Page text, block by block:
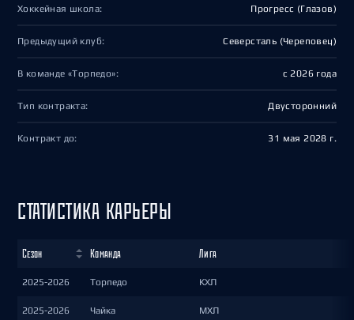
Хоккейная школа: Прогресс (Глазов)
Предыдущий клуб: Северсталь (Череповец)
В команде «Торпедо»: с 2026 года
Тип контракта: Двусторонний
Контракт до: 31 мая 2028 г.
СТАТИСТИКА КАРЬЕРЫ
Сезон Команда Лига
2025-2026 Торпедо КХЛ
2025-2026 Чайка МХЛ